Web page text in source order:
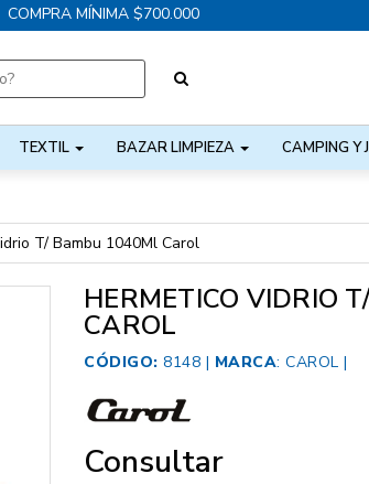
COMPRA MÍNIMA $700.000
TEXTIL BAZAR LIMPIEZA CAMPING Y
T/ Bambu 1040Ml Carol
HERMETICO VIDRIO
CAROL
CÓDIGO: 8148 | MARCA: CAROL |
Consultar